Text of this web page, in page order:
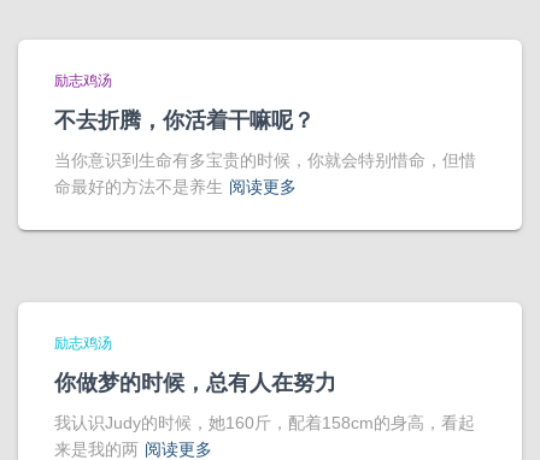
励志鸡汤
不去折腾，你活着干嘛呢？
当你意识到生命有多宝贵的时候，你就会特别惜命，但惜
命最好的方法不是养生 阅读更多
励志鸡汤
你做梦的时候，总有人在努力
我认识Judy的时候，她160斤，配着158cm的身高，看起
来是我的两 阅读更多